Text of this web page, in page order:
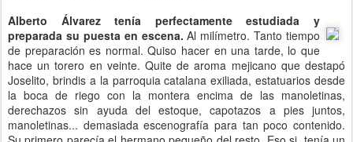
Alberto Álvarez tenía perfectamente estudiada y
preparada su puesta en escena.Al milímetro. Tanto tiempo
de preparación es normal. Quiso hacer en una tarde, lo que
hace un torero en veinte. Quite de aroma mejicano que destapó
Joselito, brindis a la parroquia catalana exiliada, estatuarios desde
la boca de riego con la montera encima de las manoletinas,
derechazos sin ayuda del estoque, capotazos a pies juntos,
manoletinas... demasiada escenografía para tan poco contenido.